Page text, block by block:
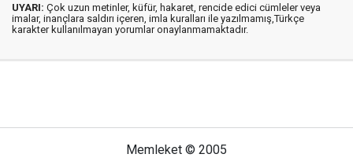
UYARI: Çok uzun metinler, küfür, hakaret, rencide edici cümleler veya
imalar, inançlara saldırı içeren, imla kuralları ile yazılmamış,Türkçe
karakter kullanılmayan yorumlar onaylanmamaktadır.
Memleket © 2005